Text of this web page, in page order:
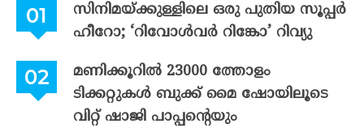
സിനിമയ്ക്കുള്ളിലെ ഒരു പുതിയ സൂപ്പർ
ഹീറോ; ‘റിവോൾവർ റിങ്കോ’ റിവ്യു
മണിക്കൂറിൽ 23000 ത്തോളം
ടിക്കറ്റുകൾ ബുക്ക് മൈ ഷോയിലൂടെ
വിറ്റ് ഷാജി പാപ്പന്റെയും